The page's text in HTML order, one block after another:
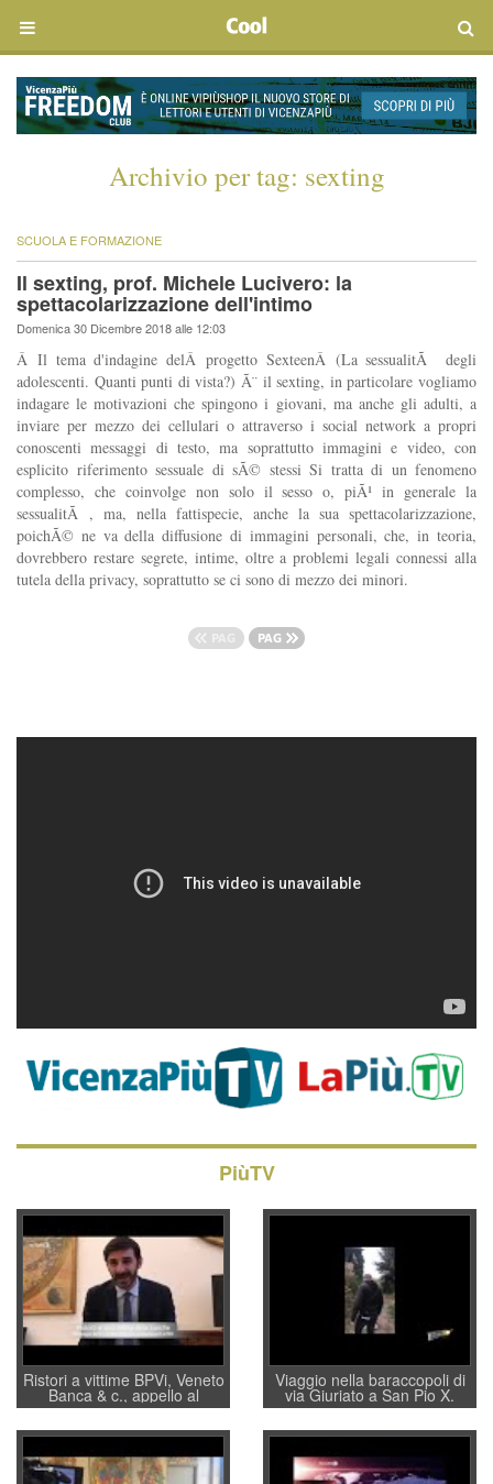
Archivio per tag: sexting
SCUOLA E FORMAZIONE
Il sexting, prof. Michele Lucivero: la
spettacolarizzazione dell'intimo
Domenica 30 Dicembre 2018 alle 12:03
Â Il tema d'indagine delÂ progetto SexteenÂ (La sessualitÃ degli
adolescenti. Quanti punti di vista?) Ã¨ il sexting, in particolare vogliamo
indagare le motivazioni che spingono i giovani, ma anche gli adulti, a
inviare per mezzo dei cellulari o attraverso i social network a propri
conoscenti messaggi di testo, ma soprattutto immagini e video, con
esplicito riferimento sessuale di sÃ© stessi Si tratta di un fenomeno
complesso, che coinvolge non solo il sesso o, piÃ¹ in generale la
sessualitÃ , ma, nella fattispecie, anche la sua spettacolarizzazione,
poichÃ© ne va della diffusione di immagini personali, che, in teoria,
dovrebbero restare segrete, intime, oltre a problemi legali connessi alla
tutela della privacy, soprattutto se ci sono di mezzo dei minori.
PiùTV
Ristori a vittime BPVi, Veneto
Banca & c., appello al
sottosegretario Alessio
Villarosa: per mettere ordine
convochi con Di Maio CNCU
a supporto della cabina di
regia al Mef
Viaggio nella baraccopoli di
via Giuriato a San Pio X.
Vicenza ai Vicentini: “faremo
un regalo di Natale ai
residenti”